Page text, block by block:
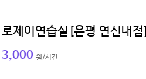
로제이연습실[은평 연신내점]
3,000 원/시간